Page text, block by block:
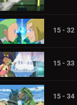
15 - 32
15 - 33
15 - 34